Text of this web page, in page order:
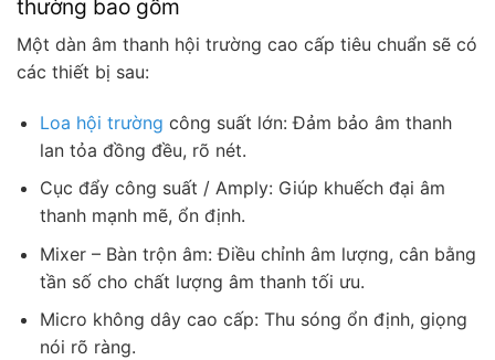
thường bao gồm
Một dàn âm thanh hội trường cao cấp tiêu chuẩn sẽ có
các thiết bị sau:
Loa hội trường công suất lớn: Đảm bảo âm thanh
lan tỏa đồng đều, rõ nét.
Cục đẩy công suất / Amply: Giúp khuếch đại âm
thanh mạnh mẽ, ổn định.
Mixer – Bàn trộn âm: Điều chỉnh âm lượng, cân bằng
tần số cho chất lượng âm thanh tối ưu.
Micro không dây cao cấp: Thu sóng ổn định, giọng
nói rõ ràng.